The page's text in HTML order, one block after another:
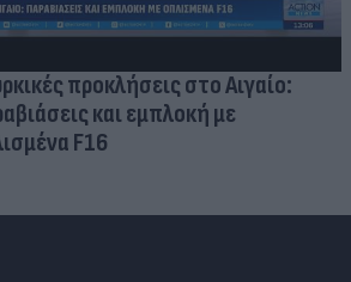
προκλήσεις στο Αιγαίο:
και εμπλοκή με
F16